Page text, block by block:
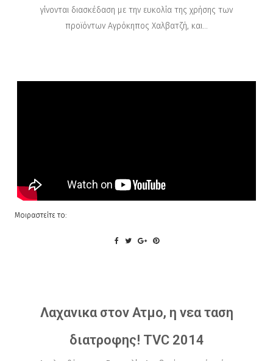
γίνονται διασκέδαση με την ευκολία της χρήσης των
προϊόντων Αγρόκηπος Χαλβατζή, και...
Μοιραστείτε το:
Λαχανικα στον Ατμο, η νεα ταση
διατροφης! TVC 2014